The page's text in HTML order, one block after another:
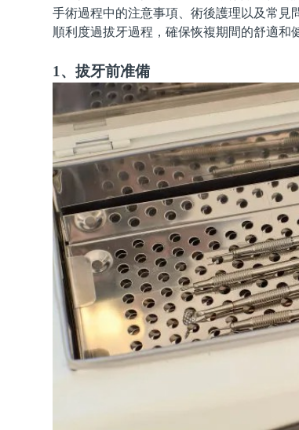
手術過程中的注意事項、術後護理以及常見
順利度過拔牙過程，確保恢複期間的舒適和
1、拔牙前准備